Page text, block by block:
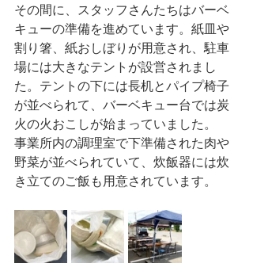
その間に、スタッフさんたちはバーベ
キューの準備を進めています。紙皿や
割り箸、紙おしぼりが用意され、駐車
場には大きなテントが設営されまし
た。テントの下には長机とパイプ椅子
が並べられて、バーベキュー台では炭
火の火おこしが始まっていました。
事業所内の調理室で下準備された肉や
野菜が並べられていて、炊飯器には炊
き立てのご飯も用意されています。